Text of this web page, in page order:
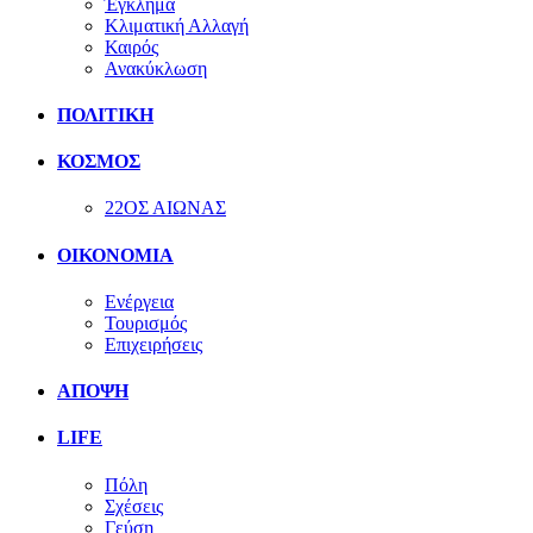
Κλιματική Αλλαγή
Καιρός
Ανακύκλωση
ΠΟΛΙΤΙΚΗ
ΚΟΣΜΟΣ
22ΟΣ ΑΙΩΝΑΣ
ΟΙΚΟΝΟΜΙΑ
Ενέργεια
Τουρισμός
Επιχειρήσεις
ΑΠΟΨΗ
LIFE
Πόλη
Σχέσεις
Γεύση